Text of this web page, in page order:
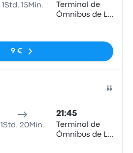
1Std. 15Min.
Terminal de
Ómnibus de La
9 €
1Std. 20Min.
21:45
Terminal de
Ómnibus de La